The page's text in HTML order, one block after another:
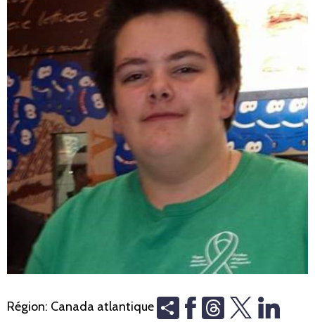
Région: Canada atlantique Share Threads